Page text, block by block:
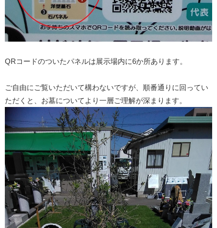
QRコードのついたパネルは展示場内に6か所あります。
ご自由にご覧いただいて構わないですが、順番通りに回ってい
ただくと、お墓についてより一層ご理解が深まります。